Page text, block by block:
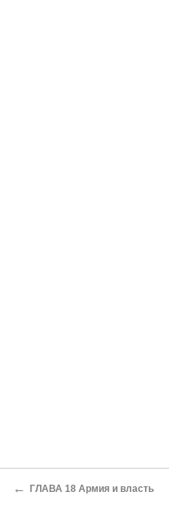
← ГЛАВА 18 Армия и власть